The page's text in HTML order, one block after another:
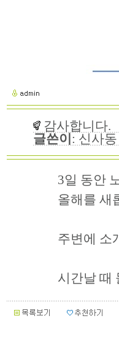
감사합니다.
글쓴이 : 신사동
3일 동안
올해를 새
주변에 소
시간날 때